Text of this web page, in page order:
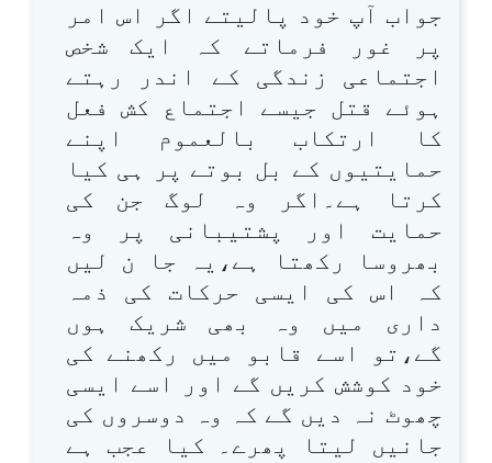
جواب آپ خود پالیتے اگر اس امر
پر غور فرماتے کہ ایک شخص
اجتماعی زندگی کے اندر رہتے
ہوئے قتل جیسے اجتماع کش فعل
کا ارتکاب بالعموم اپنے
حمایتیوں کے بل بوتے پر ہی کیا
کرتا ہے۔اگر وہ لوگ جن کی
حمایت اور پشتیبانی پر وہ
بھروسا رکھتا ہے،یہ جا ن لیں
کہ اس کی ایسی حرکات کی ذمہ
داری میں وہ بھی شریک ہوں
گے،تو اسے قابو میں رکھنے کی
خود کوشش کریں گے اور اسے ایسی
چھوٹ نہ دیں گے کہ وہ دوسروں کی
جانیں لیتا پھرے۔ کیا عجب ہے